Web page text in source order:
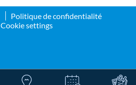
Politique de confidentialité
Cookie settings